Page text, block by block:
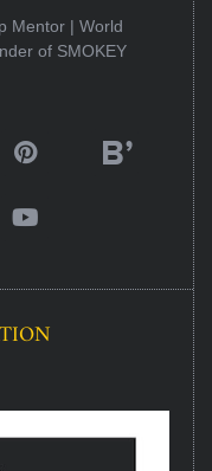
Mentor | World
of SMOKEY